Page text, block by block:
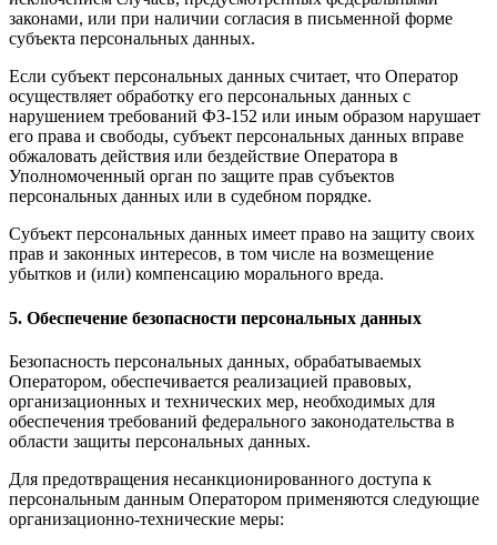
законами, или при наличии согласия в письменной форме
субъекта персональных данных.
Если субъект персональных данных считает, что Оператор
осуществляет обработку его персональных данных с
нарушением требований ФЗ-152 или иным образом нарушает
его права и свободы, субъект персональных данных вправе
обжаловать действия или бездействие Оператора в
Уполномоченный орган по защите прав субъектов
персональных данных или в судебном порядке.
Субъект персональных данных имеет право на защиту своих
прав и законных интересов, в том числе на возмещение
убытков и (или) компенсацию морального вреда.
5. Обеспечение безопасности персональных данных
Безопасность персональных данных, обрабатываемых
Оператором, обеспечивается реализацией правовых,
организационных и технических мер, необходимых для
обеспечения требований федерального законодательства в
области защиты персональных данных.
Для предотвращения несанкционированного доступа к
персональным данным Оператором применяются следующие
организационно-технические меры: